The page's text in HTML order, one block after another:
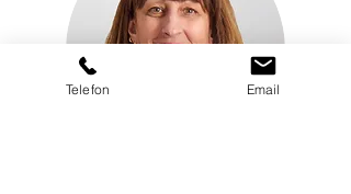
Telefon Email